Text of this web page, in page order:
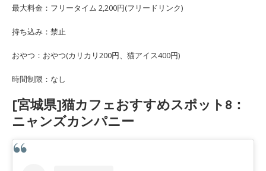
最大料金：フリータイム 2,200円(フリードリンク)
持ち込み：禁止
おやつ：おやつ(カリカリ200円、猫アイス400円)
時間制限：なし
[宮城県]猫カフェおすすめスポット8：
ニャンズカンパニー